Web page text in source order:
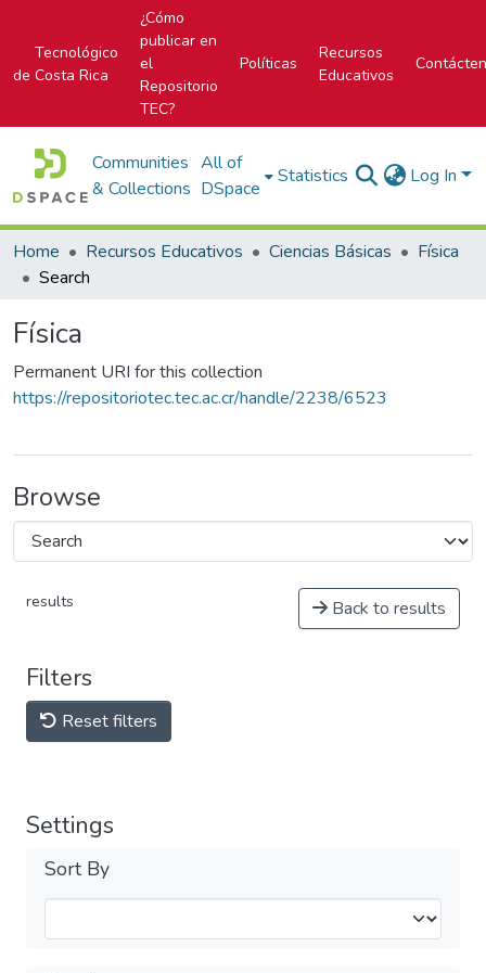
Tecnológico
de Costa Rica
¿Cómo
publicar en
el
Repositorio
TEC?
Políticas
Recursos
Educativos
Communities
& Collections
All of
DSpace
Statistics Log In
Home Recursos Educativos Ciencias Básicas
Física
Search
Física
Permanent URI for this collection
https://repositoriotec.tec.ac.cr/handle/2238/6523
Browse
results Back to results
Filters
Reset filters
Settings
Sort By